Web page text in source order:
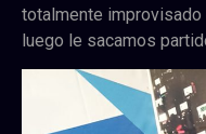
totalmente improvisado
luego le sacamos